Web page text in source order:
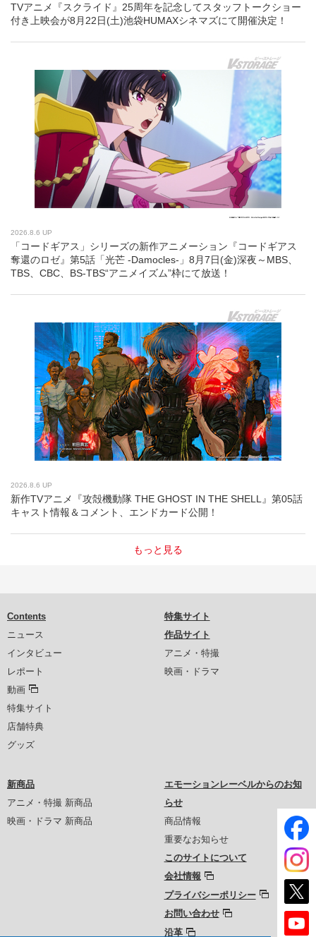
TVアニメ『スクライド』25周年を記念してスタッフトークショー
付き上映会が8月22日(土)池袋HUMAXシネマズにて開催決定！
2026.8.6 UP
「コードギアス」シリーズの新作アニメーション『コードギアス
奪還のロゼ』第5話「光芒 -Damocles-」8月7日(金)深夜～MBS、
TBS、CBC、BS-TBS“アニメイズム”枠にて放送！
2026.8.6 UP
新作TVアニメ『攻殻機動隊 THE GHOST IN THE SHELL』第05話
キャスト情報＆コメント、エンドカード公開！
もっと見る
Contents
ニュース
インタビュー
レポート
動画
特集サイト
店舗特典
グッズ
特集サイト
作品サイト
アニメ・特撮
映画・ドラマ
新商品
アニメ・特撮 新商品
映画・ドラマ 新商品
エモーションレーベルからのお知
らせ
商品情報
重要なお知らせ
このサイトについて
会社情報
プライバシーポリシー
お問い合わせ
沿革